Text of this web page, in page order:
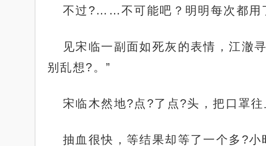
不过?……不可能吧？明明每次都用
见宋临一副面如死灰的表情，江澈
别乱想?。”
宋临木然地?点?了点?头，把口罩往
抽血很快，等结果却等了一个多?小